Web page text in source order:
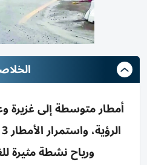
أمطار متوسطة إلى
ورياح نشطة مثيرة